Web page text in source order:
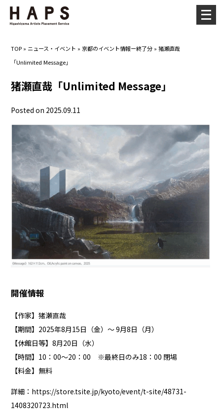
TOP » ニュース・イベント »京都のイベント情報ー終了分 »猪瀬直哉
「Unlimited Message」
猪瀬直哉「Unlimited Message」
Posted on 2025.09.11
開催情報
【作家】猪瀬直哉
【期間】2025年8月15日（金）～ 9月8日（月）
【休館日等】8月20日（水）
【時間】10：00～20：00 ※最終日のみ18：00 閉場
【料金】無料
詳細： https://store.tsite.jp/kyoto/event/t-site/48731-
1408320723.html
メ
ニ